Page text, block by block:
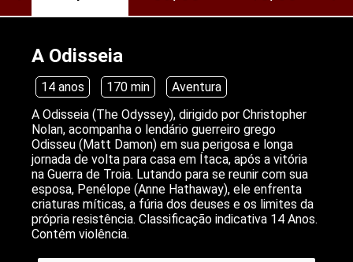
A Odisseia
14 anos 170 min
Aventura
A Odisseia (The Odyssey), dirigido por Christopher
Nolan, acompanha o lendário guerreiro grego
Odisseu (Matt Damon) em sua perigosa e longa
jornada de volta para casa em Ítaca, após a vitória
na Guerra de Troia. Lutando para se reunir com sua
esposa, Penélope (Anne Hathaway), ele enfrenta
criaturas míticas, a fúria dos deuses e os limites da
própria resistência. Classificação indicativa 14 Anos.
Contém violência.